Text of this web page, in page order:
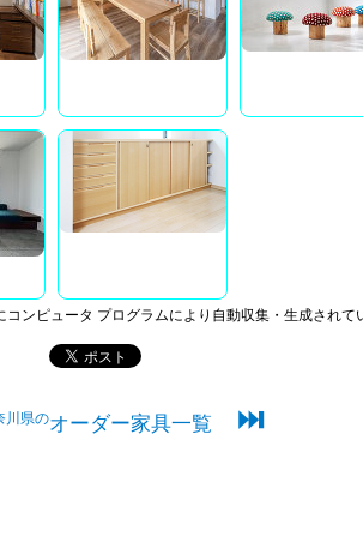
ンピュータ プログラムにより自動収集・生成されて
川県のオーダー家具一覧 ⏭